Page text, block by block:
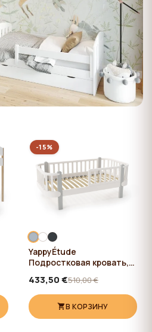
YappyÉtude
Подростковая кровать,
433,50 €510,00 €
В КОРЗИНУ
-15%